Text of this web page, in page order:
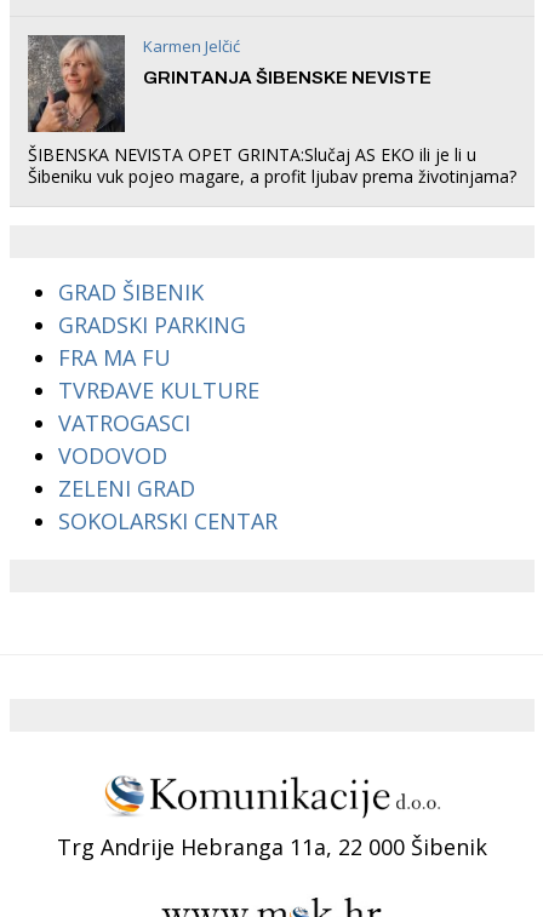
Karmen Jelčić
GRINTANJA ŠIBENSKE NEVISTE
ŠIBENSKA NEVISTA OPET GRINTA:Slučaj AS EKO ili je li u
Šibeniku vuk pojeo magare, a profit ljubav prema životinjama?
GRAD ŠIBENIK
GRADSKI PARKING
FRA MA FU
TVRĐAVE KULTURE
VATROGASCI
VODOVOD
ZELENI GRAD
SOKOLARSKI CENTAR
Trg Andrije Hebranga 11a, 22 000 Šibenik